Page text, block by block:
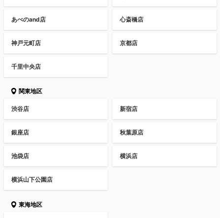
あべのand店 心斎橋店
神戸元町店 京都店
千里中央店
関東地区
渋谷店 新宿店
銀座店 秋葉原店
池袋店 横浜店
横浜山下公園店
東海地区